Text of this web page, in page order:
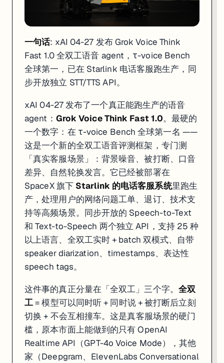
一句话: xAI 04-27 发布 Grok Voice Think
Fast 1.0 全双工语音 agent，τ-voice Bench
全球第一，已在 Starlink 电话客服跑生产，同
步开放独立 STT/TTS API。
xAI 04-27 发布了一个真正能跑生产的语音
agent： Grok Voice Think Fast 1.0。最硬的
一个数字：在 τ-voice Bench 全球第一名 ——
这是一个新的全双工语音评测框架，专门测
「真实客服场景」：背景噪音、被打断、口音
差异、自然轮换发言。它已经被部署在
SpaceX 旗下 Starlink 的电话客服系统里跑生
产，处理用户的网络问题工单、退订、技术支
持等高频场景。同步开放的 Speech-to-Text
和 Text-to-Speech 两个独立 API，支持 25 种
以上语言、全双工实时 + batch 双模式、自带
speaker diarization、timestamps、表达性
speech tags。
这件事的真正分量在「全双工」三个字。 全双
工= 模型可以同时听 + 同时说 + 被打断后立刻
切换 + 不会互相撞车。这是真客服场景的硬门
槛，原本市面上能做到的只有 OpenAI
Realtime API（GPT-4o Voice Mode），其他
家（Deepgram、ElevenLabs Conversational